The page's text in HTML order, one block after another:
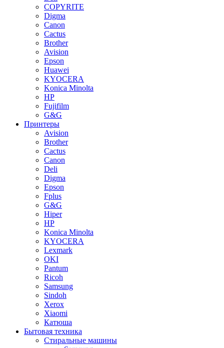
COPYRITE
Digma
Canon
Cactus
Brother
Avision
Epson
Huawei
KYOCERA
Konica Minolta
HP
Fujifilm
G&G
Принтеры
Avision
Brother
Cactus
Canon
Deli
Digma
Epson
Fplus
G&G
Hiper
HP
Konica Minolta
KYOCERA
Lexmark
OKI
Pantum
Ricoh
Samsung
Sindoh
Xerox
Xiaomi
Катюша
Бытовая техника
Стиральные машины